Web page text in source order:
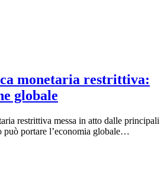
monetaria restrittiva:
globale
restrittiva messa in atto dalle principali
può portare l’economia globale…